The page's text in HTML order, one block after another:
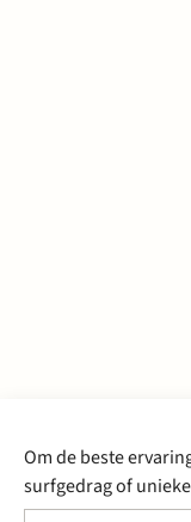
Om de beste
surfgedrag of